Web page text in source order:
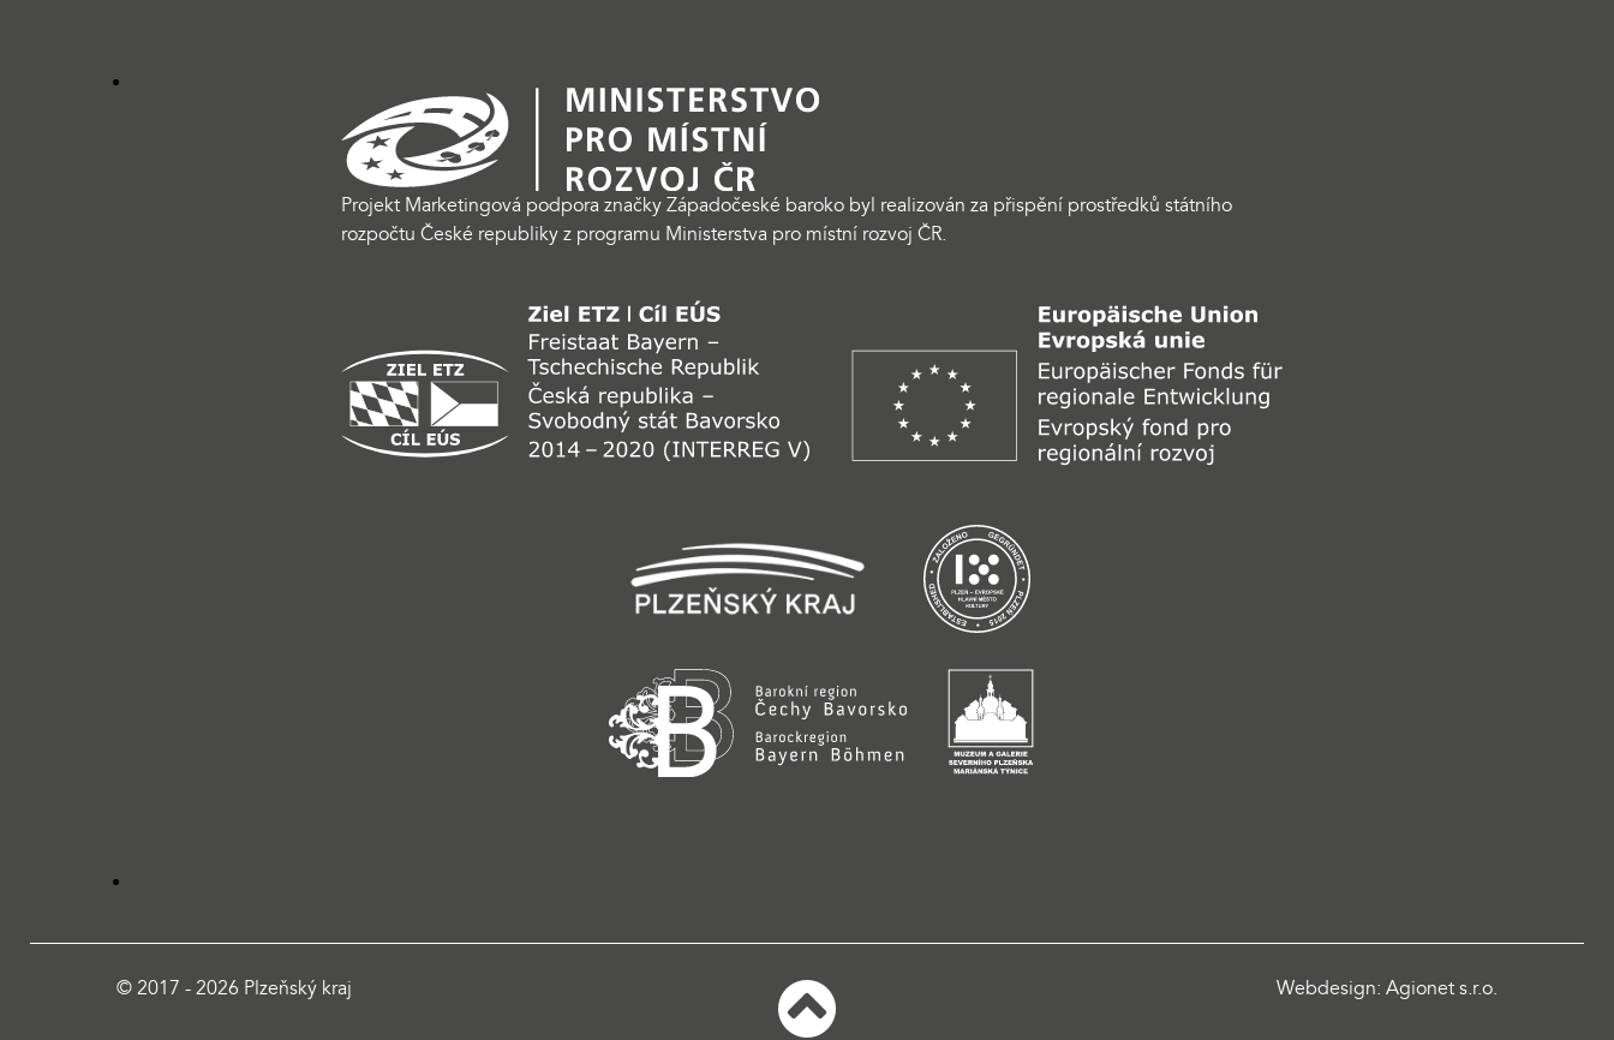
Projekt Marketingová podpora značky Západočeské baroko byl realizován za přispění prostředků státního
rozpočtu České republiky z programu Ministerstva pro místní rozvoj ČR.
© 2017 - 2026 Plzeňský kraj Webdesign: Agionet s.r.o.